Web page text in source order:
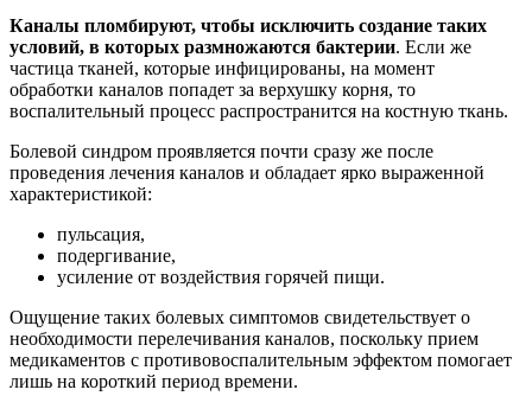
Каналы пломбируют, чтобы исключить создание таких
условий, в которых размножаются бактерии. Если же
частица тканей, которые инфицированы, на момент
обработки каналов попадет за верхушку корня, то
воспалительный процесс распространится на костную ткань.
Болевой синдром проявляется почти сразу же после
проведения лечения каналов и обладает ярко выраженной
характеристикой:
пульсация,
подергивание,
усиление от воздействия горячей пищи.
Ощущение таких болевых симптомов свидетельствует о
необходимости перелечивания каналов, поскольку прием
медикаментов с противовоспалительным эффектом помогает
лишь на короткий период времени.